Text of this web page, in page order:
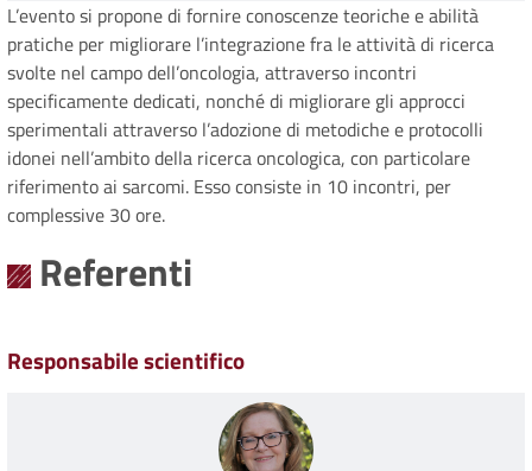
L’evento si propone di fornire conoscenze teoriche e abilità
pratiche per migliorare l’integrazione fra le attività di ricerca
svolte nel campo dell’oncologia, attraverso incontri
specificamente dedicati, nonché di migliorare gli approcci
sperimentali attraverso l’adozione di metodiche e protocolli
idonei nell’ambito della ricerca oncologica, con particolare
riferimento ai sarcomi. Esso consiste in 10 incontri, per
complessive 30 ore.
Referenti
Responsabile scientifico